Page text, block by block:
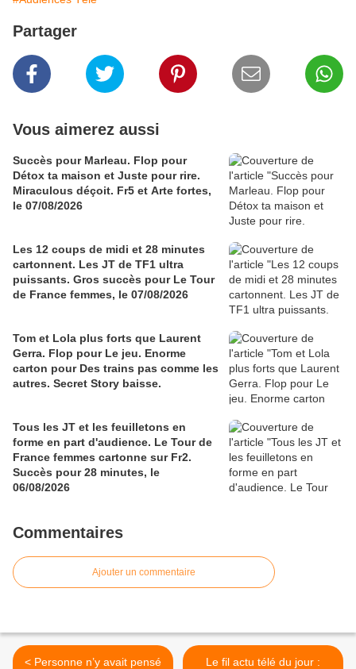
Partager
Vous aimerez aussi
Succès pour Marleau. Flop pour
Détox ta maison et Juste pour rire.
Miraculous déçoit. Fr5 et Arte fortes,
le 07/08/2026
Les 12 coups de midi et 28 minutes
cartonnent. Les JT de TF1 ultra
puissants. Gros succès pour Le Tour
de France femmes, le 07/08/2026
Tom et Lola plus forts que Laurent
Gerra. Flop pour Le jeu. Enorme
carton pour Des trains pas comme les
autres. Secret Story baisse.
Tous les JT et les feuilletons en
forme en part d'audience. Le Tour de
France femmes cartonne sur Fr2.
Succès pour 28 minutes, le
06/08/2026
Commentaires
Ajouter un commentaire
< Personne n’y avait pensé
Le fil actu télé du jour :